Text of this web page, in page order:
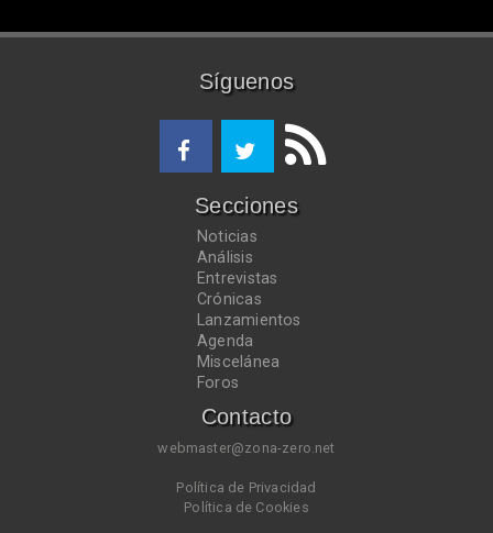
Síguenos
Secciones
Noticias
Análisis
Entrevistas
Crónicas
Lanzamientos
Agenda
Miscelánea
Foros
Contacto
webmaster@zona-zero.net
Política de Privacidad
Política de Cookies